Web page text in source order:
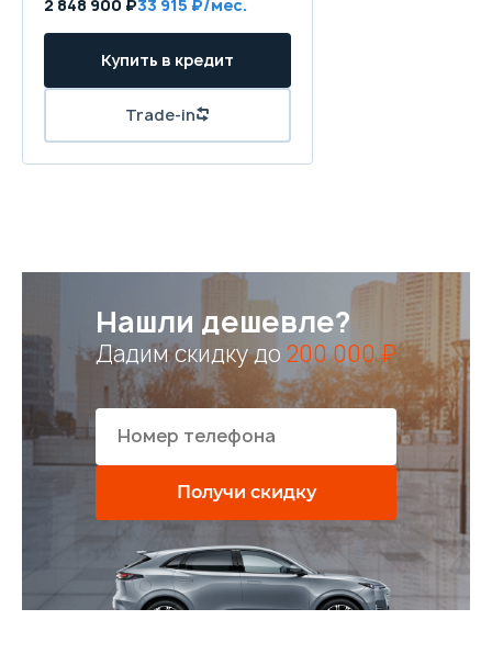
2 848 900 ₽33 915 ₽/мес.
Купить в кредит
Trade-in
Нашли дешевле?
Дадим скидку до 200 000 ₽
Получи скидку